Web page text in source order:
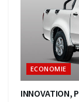
ECONOMIE
INNOVATION,